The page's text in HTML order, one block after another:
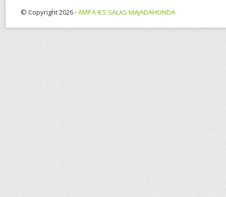
© Copyright 2026 -AMPA IES SALAS MAJADAHONDA